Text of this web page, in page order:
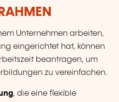
Unternehmen arbeiten,
eingerichtet hat, können
beantragen, um
zu vereinfachen.
, die eine flexible